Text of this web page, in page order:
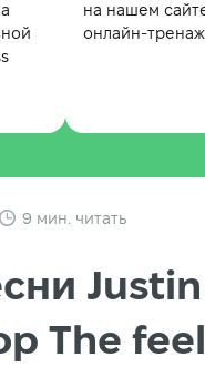
на нашем
онлайн-
9 мин. читать
The